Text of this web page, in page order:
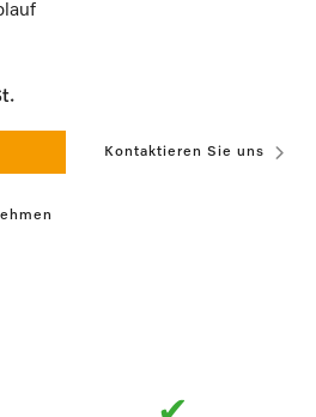
Kontaktieren Sie uns